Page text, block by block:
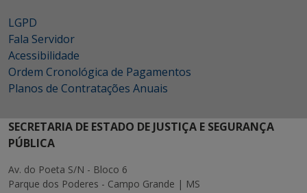
LGPD
Fala Servidor
Acessibilidade
Ordem Cronológica de Pagamentos
Planos de Contratações Anuais
SECRETARIA DE ESTADO DE JUSTIÇA E SEGURANÇA
PÚBLICA
Av. do Poeta S/N - Bloco 6
Parque dos Poderes - Campo Grande | MS